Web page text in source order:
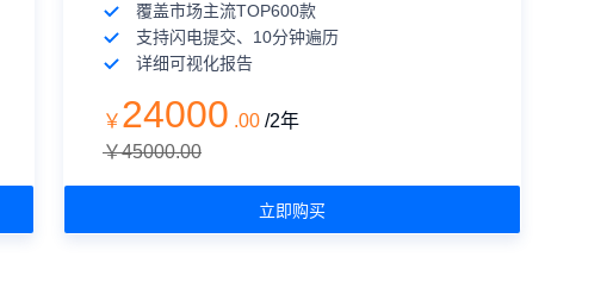
覆盖市场主流TOP600款
支持闪电提交、10分钟遍历
详细可视化报告
￥ 24000 .00 /2年
￥45000.00
立即购买